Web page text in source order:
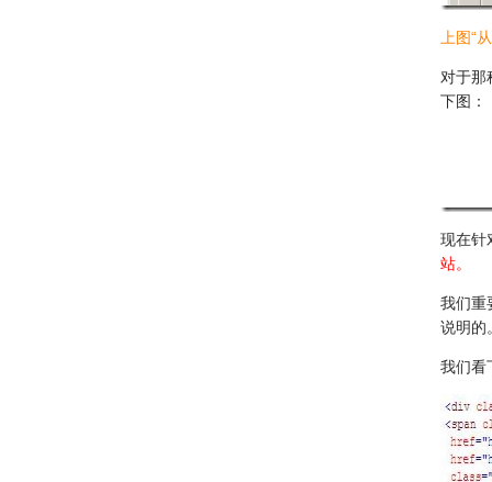
上图“
对于那
下图：
现在针
站。
我们重
说明的
我们看